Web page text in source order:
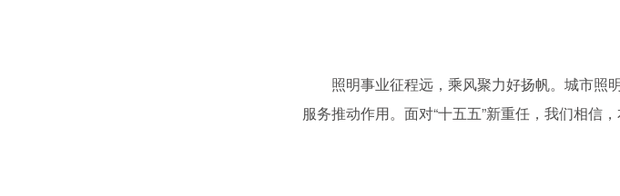
照明事业征程远，乘风聚力好扬帆。城市照明
服务推动作用。面对“十五五”新重任，我们相信